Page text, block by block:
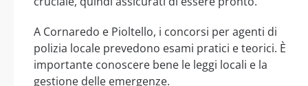
A Cornaredo e Pioltello, i concorsi per agenti di
polizia locale prevedono esami pratici e teorici. È
importante conoscere bene le leggi locali e la
gestione delle emergenze.